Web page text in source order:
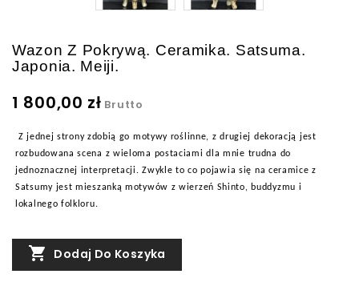
Wazon Z Pokrywą. Ceramika. Satsuma.
Japonia. Meiji.
1 800,00 zł Brutto
Z jednej strony zdobią go motywy roślinne, z drugiej dekoracją jest
rozbudowana scena z wieloma postaciami dla mnie trudna do
jednoznacznej interpretacji. Zwykle to co pojawia się na ceramice z
Satsumy jest mieszanką motywów z wierzeń Shinto, buddyzmu i
lokalnego folkloru.
 Dodaj Do Koszyka